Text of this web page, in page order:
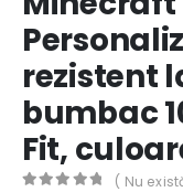
rezistent
bumbac
Fit,
( Nu